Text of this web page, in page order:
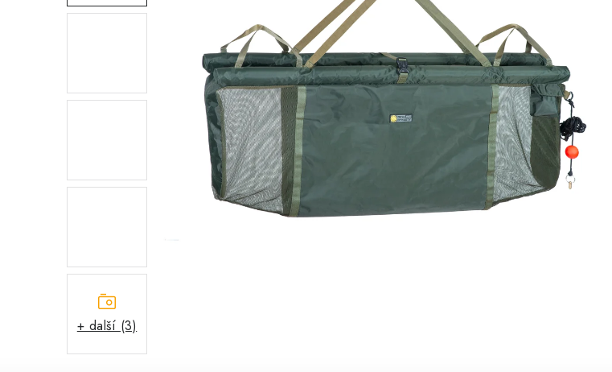
+ další (3)